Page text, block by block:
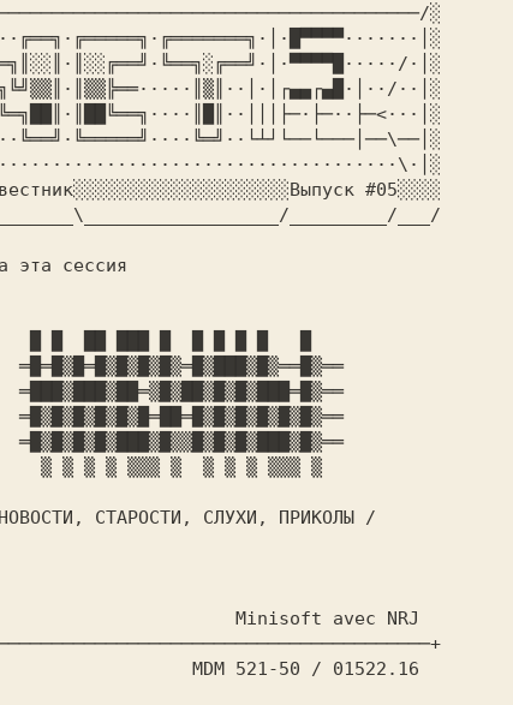
░
·│░
··│░
#05░░░░
_________/___/
█ █  ██ ███ █  █ █ █ █   █
▒ ▒ ▒ ▒ ▒▒▒ ▒  ▒ ▒ ▒ ▒▒▒ ▒
СТАРОСТИ, СЛУХИ, ПРИКОЛЫ /